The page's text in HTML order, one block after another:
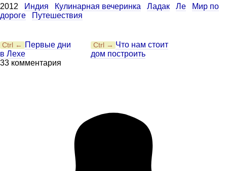
2012 Индия Кулинарная вечеринка Ладак Ле
Мир по
дороге
Путешествия
Ctrl ← Первые дни
в Лехе
Ctrl → Что нам стоит
дом построить
33 комментария